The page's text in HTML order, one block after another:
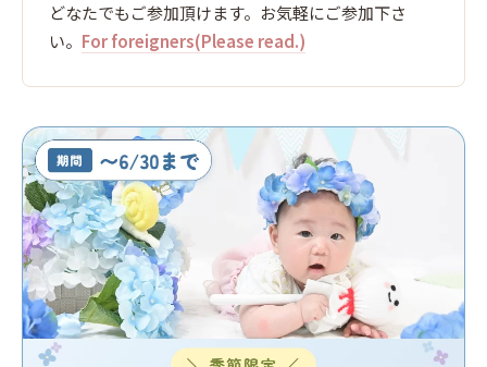
どなたでもご参加頂けます。お気軽にご参加下さ
い。 For foreigners(Please read.)